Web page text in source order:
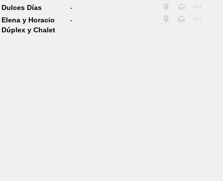
Dulces Días
-
Elena y Horacio
Dúplex y Chalet
-